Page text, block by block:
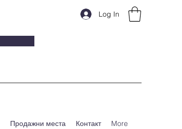
Log In
Продажни места Контакт More